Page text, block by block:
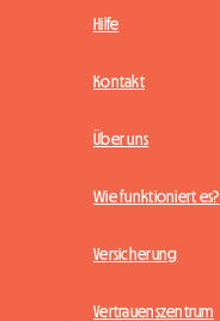
Hilfe
Kontakt
Über uns
Wie funktioniert es?
Versicherung
Vertrauenszentrum